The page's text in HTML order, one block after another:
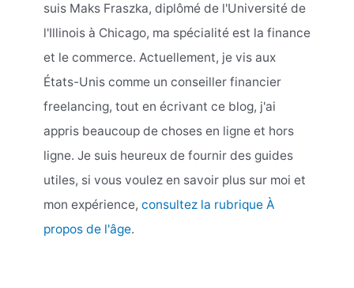
suis Maks Fraszka, diplômé de l'Université de
l'Illinois à Chicago, ma spécialité est la finance
et le commerce. Actuellement, je vis aux
États-Unis comme un conseiller financier
freelancing, tout en écrivant ce blog, j'ai
appris beaucoup de choses en ligne et hors
ligne. Je suis heureux de fournir des guides
utiles, si vous voulez en savoir plus sur moi et
mon expérience, consultez la rubrique À
propos de l'âge.